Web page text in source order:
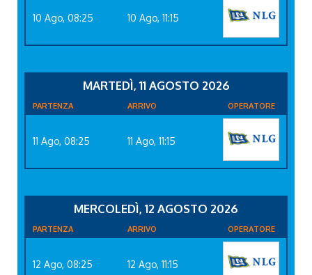
10 Ago, 08:25 10 Ago, 11:15
MARTEDÌ, 11 AGOSTO 2026
PARTENZA ARRIVO OPERATORE
11 Ago, 08:25 11 Ago, 11:15
MERCOLEDÌ, 12 AGOSTO 2026
PARTENZA ARRIVO OPERATORE
12 Ago, 08:25 12 Ago, 11:15